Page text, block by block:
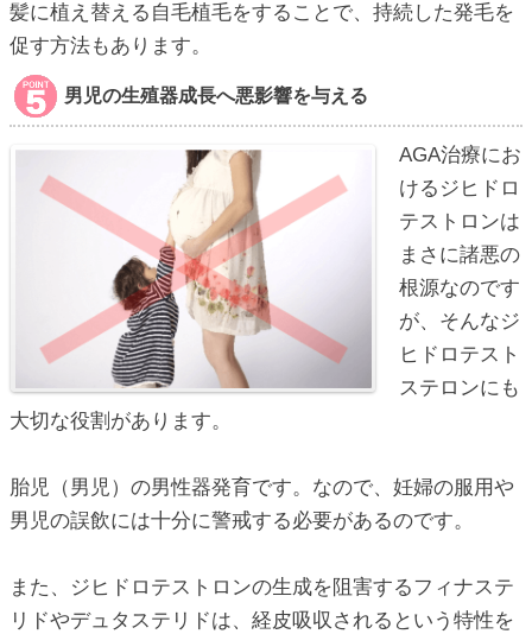
髪に植え替える自毛植毛をすることで、持続した発毛を
促す方法もあります。
男児の生殖器成長へ悪影響を与える
AGA治療にお
けるジヒドロ
テストロンは
まさに諸悪の
根源なのです
が、そんなジ
ヒドロテスト
ステロンにも
大切な役割があります。
胎児（男児）の男性器発育です。なので、妊婦の服用や
男児の誤飲には十分に警戒する必要があるのです。
また、ジヒドロテストロンの生成を阻害するフィナステ
リドやデュタステリドは、経皮吸収されるという特性を